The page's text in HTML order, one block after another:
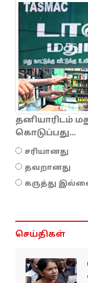
தனியாரிடம்
கொடுப்பது...
சரியானது
தவறானது
கருத்து
செய்திகள்